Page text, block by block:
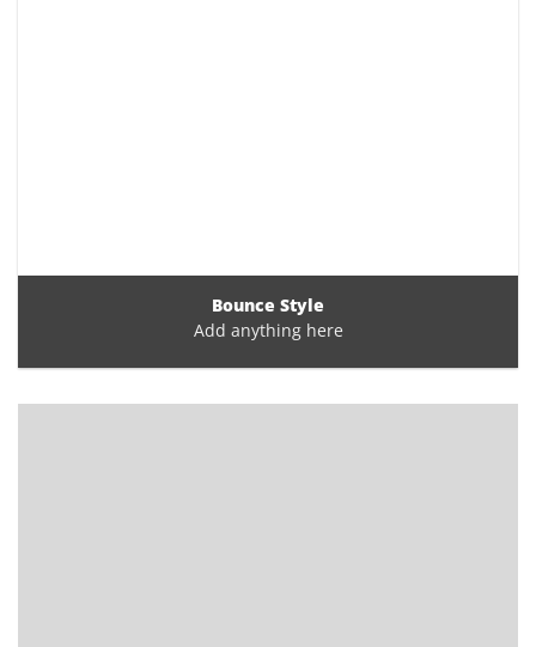
Bounce Style
Add anything here